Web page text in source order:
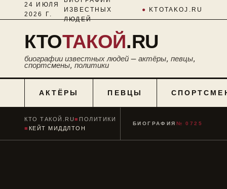
24 ИЮЛЯ
2026 Г.
ИЗВЕСТНЫХ
ЛЮДЕЙ
● KTOTAKOJ.RU
КТОТАКОЙ.RU
биографии известных людей — актёры, певцы,
спортсмены, политики
АКТЁРЫ ПЕВЦЫ
КТО ТАКОЙ.RU■ ПОЛИТИКИ
■ КЕЙТ МИДДЛТОН
БИОГРАФИЯ № 0725